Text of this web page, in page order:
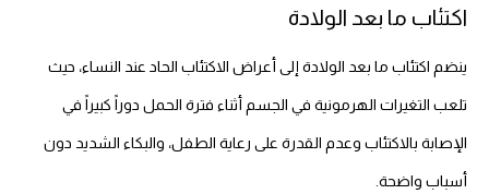
اكتئاب ما بعد الولادة
ينضم اكتئاب ما بعد الولادة إلى أعراض الاكتئاب الحاد عند النساء، حيث
تلعب التغيرات الهرمونية في الجسم أثناء فترة الحمل دوراً كبيراً في
الإصابة بالاكتئاب وعدم القدرة على رعاية الطفل، والبكاء الشديد دون
أسباب واضحة.